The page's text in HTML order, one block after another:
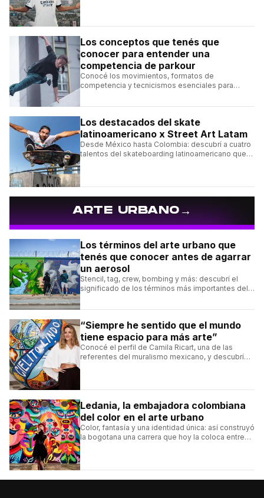
Los conceptos que tenés que
conocer para entender una
competencia de parkour
Conocé los movimientos, formatos de
competencia y tecnicismos esenciales para
Los destacados del skate
latinoamericano x Street Art Latam
Desde México hasta Colombia: descubrí a cuatro
talentos del skateboarding latinoamericano que
ARTE URBANO→
Los términos del arte urbano que
tenés que conocer antes de agarrar
un aerosol
Stencil, tag, crew, bombing y más: descubrí el
significado de los términos más importantes del
“Siempre he sentido que el mundo
tiene espacio para más arte”
Conocé el perfil de Camila Ricart, una de las
referentes del muralismo mexicano, y descubrí
Ledania, la embajadora colombiana
del color en el arte urbano
Color, fantasía y una identidad única: así construyó
la bogotana una carrera que hoy la coloca entre